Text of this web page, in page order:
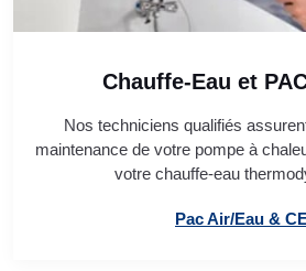
Chauffe-Eau et
Nos techniciens qualifiés
maintenance de votre pompe à
votre chauffe-eau
Pac Air/Eau &